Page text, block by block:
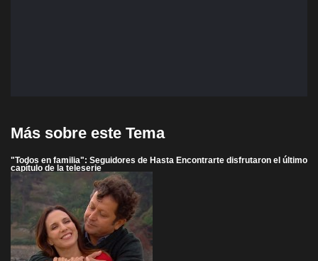
Más sobre este Tema
"Todos en familia": Seguidores de Hasta Encontrarte disfrutaron el último
capítulo de la teleserie